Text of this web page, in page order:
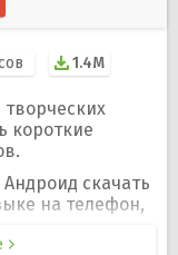
1.4M
короткие
скачать
на телефон,